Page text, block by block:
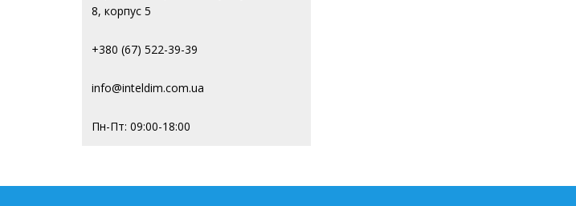
8, корпус 5
+380 (67) 522-39-39
info@inteldim.com.ua
Пн-Пт: 09:00-18:00